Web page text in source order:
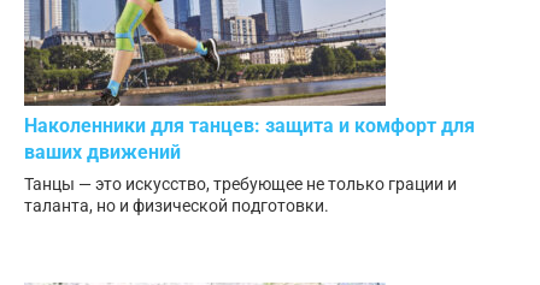
Наколенники для танцев: защита и комфорт для
ваших движений
Танцы — это искусство, требующее не только грации и
таланта, но и физической подготовки.